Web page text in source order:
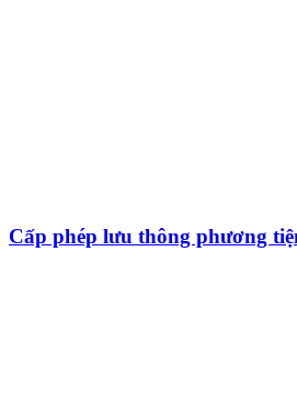
Cấp phép lưu thông phương